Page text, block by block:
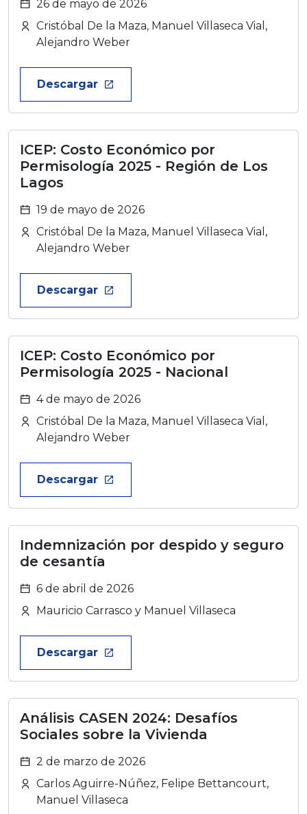
26 de mayo de 2026
Cristóbal De la Maza, Manuel Villaseca Vial,
Alejandro Weber
Descargar launch
ICEP: Costo Económico por
Permisología 2025 - Región de Los
Lagos
19 de mayo de 2026
Cristóbal De la Maza, Manuel Villaseca Vial,
Alejandro Weber
Descargar launch
ICEP: Costo Económico por
Permisología 2025 - Nacional
4 de mayo de 2026
Cristóbal De la Maza, Manuel Villaseca Vial,
Alejandro Weber
Descargar launch
Indemnización por despido y seguro
de cesantía
6 de abril de 2026
Mauricio Carrasco y Manuel Villaseca
Descargar launch
Análisis CASEN 2024: Desafíos
Sociales sobre la Vivienda
2 de marzo de 2026
Carlos Aguirre-Núñez, Felipe Bettancourt,
Manuel Villaseca